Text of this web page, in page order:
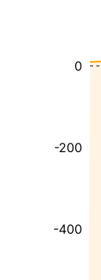
-400
-200
0